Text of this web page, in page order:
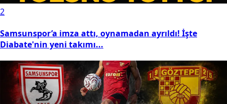
2
Samsunspor’a imza attı, oynamadan ayrıldı! İşte
Diabate'nin yeni takımı...